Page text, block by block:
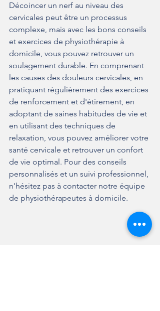
Décoincer un nerf au niveau des
cervicales peut être un processus
complexe, mais avec les bons conseils
et exercices de physiothérapie à
domicile, vous pouvez retrouver un
soulagement durable. En comprenant
les causes des douleurs cervicales, en
pratiquant régulièrement des exercices
de renforcement et d'étirement, en
adoptant de saines habitudes de vie et
en utilisant des techniques de
relaxation, vous pouvez améliorer votre
santé cervicale et retrouver un confort
de vie optimal. Pour des conseils
personnalisés et un suivi professionnel,
n'hésitez pas à contacter notre équipe
de physiothérapeutes à domicile.